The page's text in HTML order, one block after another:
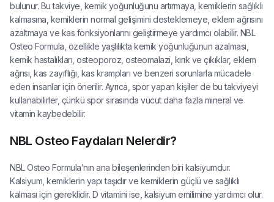
bulunur. Bu takviye, kemik yoğunluğunu artırmaya, kemiklerin sağlıklı
kalmasına, kemiklerin normal gelişimini desteklemeye, eklem ağrısını
azaltmaya ve kas fonksiyonlarını geliştirmeye yardımcı olabilir. NBL
Osteo Formula, özellikle yaşlılıkta kemik yoğunluğunun azalması,
kemik hastalıkları, osteoporoz, osteomalazi, kırık ve çıkıklar, eklem
ağrısı, kas zayıflığı, kas krampları ve benzeri sorunlarla mücadele
eden insanlar için önerilir. Ayrıca, spor yapan kişiler de bu takviyeyi
kullanabilirler, çünkü spor sırasında vücut daha fazla mineral ve
vitamin kaybedebilir.
NBL Osteo Faydaları Nelerdir?
NBL Osteo Formula’nın ana bileşenlerinden biri kalsiyumdur.
Kalsiyum, kemiklerin yapı taşıdır ve kemiklerin güçlü ve sağlıklı
kalması için gereklidir. D vitamini ise, kalsiyum emilimine yardımcı olur.